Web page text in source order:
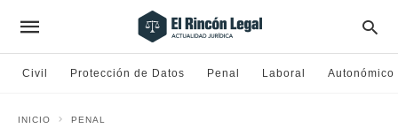
Civil Protección de Datos Penal Laboral Autonómico
INICIO PENAL